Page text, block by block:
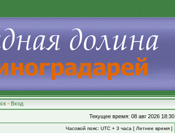
• Вход
Текущее время: 08 авг 2026 18:30
Часовой пояс: UTC + 3 часа [ Летнее время ]